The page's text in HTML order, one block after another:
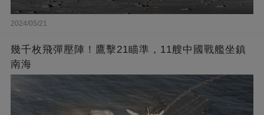
2024/05/21
幾千枚飛彈壓陣！鷹擊21瞄準，11艘中國戰艦坐鎮
南海